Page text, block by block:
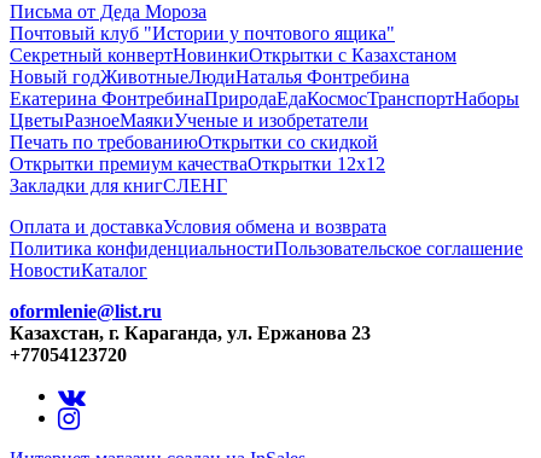
Письма от Деда Мороза
Почтовый клуб "Истории у почтового ящика"
Секретный конвертНовинкиОткрытки с Казахстаном
Новый годЖивотныеЛюдиНаталья Фонтребина
Екатерина ФонтребинаПриродаЕдаКосмосТранспортНаборы
ЦветыРазноеМаякиУченые и изобретатели
Печать по требованиюОткрытки со скидкой
Открытки премиум качестваОткрытки 12х12
Закладки для книгСЛЕНГ
Оплата и доставкаУсловия обмена и возврата
Политика конфиденциальностиПользовательское соглашение
НовостиКаталог
oformlenie@list.ru
Казахстан, г. Караганда, ул. Ержанова 23
+77054123720